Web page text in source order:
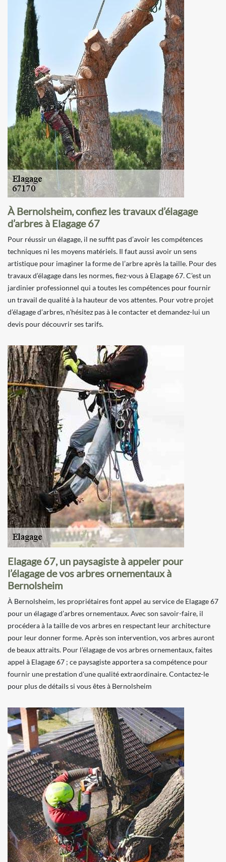
À Bernolsheim, confiez les travaux d’élagage
d’arbres à Elagage 67
Pour réussir un élagage, il ne suffit pas d’avoir les compétences
techniques ni les moyens matériels. Il faut aussi avoir un sens
artistique pour imaginer la forme de l’arbre après la taille. Pour des
travaux d’élagage dans les normes, fiez-vous à Elagage 67. C’est un
jardinier professionnel qui a toutes les compétences pour fournir
un travail de qualité à la hauteur de vos attentes. Pour votre projet
d’élagage d’arbres, n’hésitez pas à le contacter et demandez-lui un
devis pour découvrir ses tarifs.
Elagage 67, un paysagiste à appeler pour
l’élagage de vos arbres ornementaux à
Bernolsheim
À Bernolsheim, les propriétaires font appel au service de Elagage 67
pour un élagage d’arbres ornementaux. Avec son savoir-faire, il
procédera à la taille de vos arbres en respectant leur architecture
pour leur donner forme. Après son intervention, vos arbres auront
de beaux attraits. Pour l’élagage de vos arbres ornementaux, faites
appel à Elagage 67 ; ce paysagiste apportera sa compétence pour
fournir une prestation d'une qualité extraordinaire. Contactez-le
pour plus de détails si vous êtes à Bernolsheim